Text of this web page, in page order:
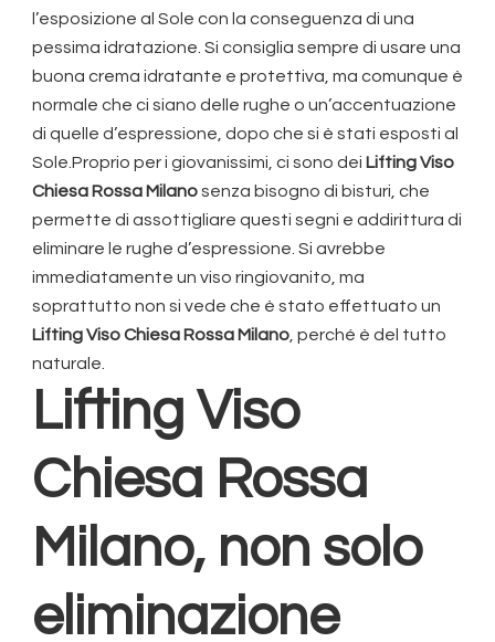
l’esposizione al Sole con la conseguenza di una
pessima idratazione. Si consiglia sempre di usare una
buona crema idratante e protettiva, ma comunque è
normale che ci siano delle rughe o un’accentuazione
di quelle d’espressione, dopo che si è stati esposti al
Sole.Proprio per i giovanissimi, ci sono dei Lifting Viso
Chiesa Rossa Milanosenza bisogno di bisturi, che
permette di assottigliare questi segni e addirittura di
eliminare le rughe d’espressione. Si avrebbe
immediatamente un viso ringiovanito, ma
soprattutto non si vede che è stato effettuato un
Lifting Viso Chiesa Rossa Milano, perché è del tutto
naturale.
Lifting Viso
Chiesa Rossa
Milano, non solo
eliminazione